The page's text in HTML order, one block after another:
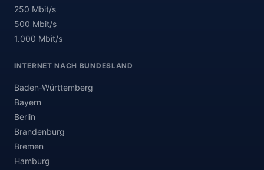
250 Mbit/s
500 Mbit/s
1.000 Mbit/s
INTERNET NACH BUNDESLAND
Baden-Württemberg
Bayern
Berlin
Brandenburg
Bremen
Hamburg